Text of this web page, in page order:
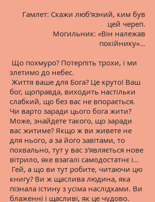
Гамлет: Скажи люб'язний, ким був
цей череп.
Могильник: «Він належав
покійнику»…
Що похмуро? Потерпіть трохи, і ми
злетимо до небес.
Життя ваше для Бога? Це круто! Ваш
бог, щоправда, виходить настільки
слабкий, що без вас не впорається.
Чи варто заради цього бога жити?
Може, знайдете такого, що заради
вас житиме? Якщо ж ви живете не
для нього, а за його завітами, то
похвально, тут у вас з'являється нове
вітрило, яке взагалі самодостатнє і…
Гей, а що ви тут робите, читаючи цю
книгу? Ви ж щаслива людина, яка
пізнала істину з усіма наслідками. Ви
блаженні і щасливі, як це чудово.